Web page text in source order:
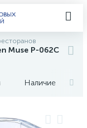
Muse P-062C
Наличие